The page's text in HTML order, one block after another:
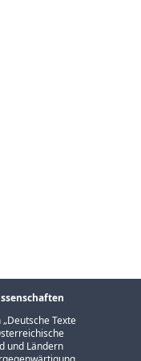
Deutsche Texte
und Ländern